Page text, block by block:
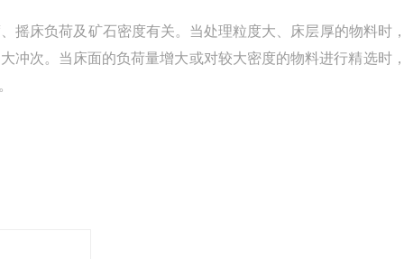
床负荷及矿石密度有关。当处理粒度大、床层厚的物料时
冲次。当床面的负荷量增大或对较大密度的物料进行精选时